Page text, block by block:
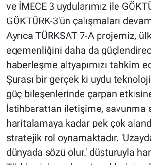
ve İMECE 3 uydularımız ile
GÖKTÜRK-3'ün çalışmaları
Ayrıca TÜRKSAT 7-A projemiz,
egemenliğini daha da
haberleşme altyapımızı tahkim
Şurası bir gerçek ki uydu
güç bileşenlerinde çarpan
İstihbarattan iletişime, savunma
haritalamaya kadar pek çok
stratejik rol oynamaktadır.
dünyada sözü olur.' düsturuyla